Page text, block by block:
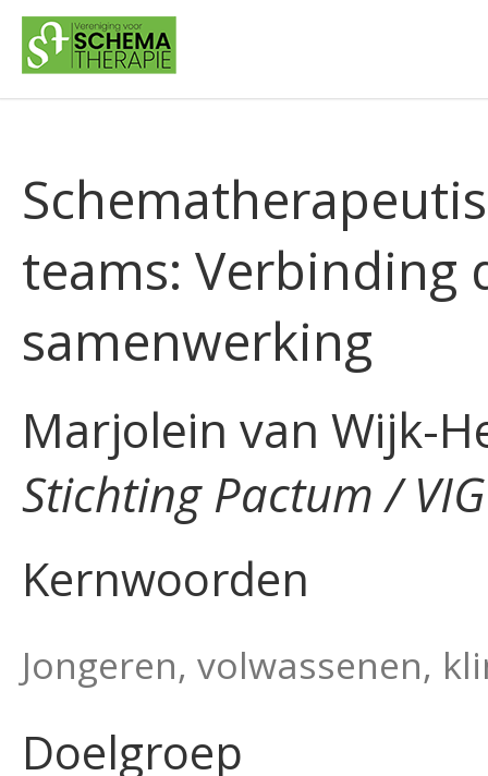
teams:
samenwerking
Marjolein van Wijk-
Stichting Pactum /
Kernwoorden
Jongeren, volwassenen,
Doelgroep